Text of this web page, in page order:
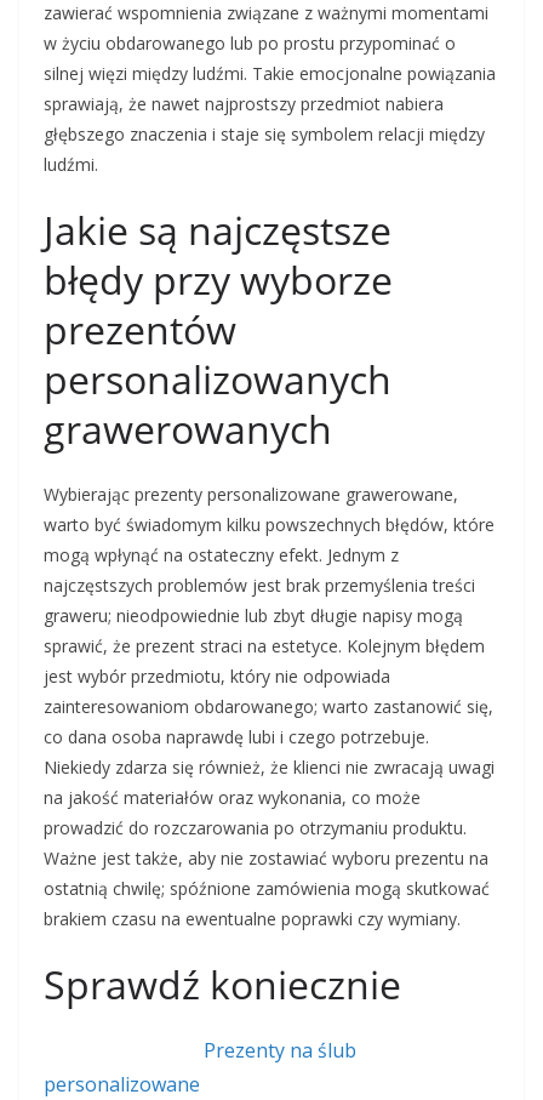
zawierać wspomnienia związane z ważnymi momentami
w życiu obdarowanego lub po prostu przypominać o
silnej więzi między ludźmi. Takie emocjonalne powiązania
sprawiają, że nawet najprostszy przedmiot nabiera
głębszego znaczenia i staje się symbolem relacji między
ludźmi.
Jakie są najczęstsze
błędy przy wyborze
prezentów
personalizowanych
grawerowanych
Wybierając prezenty personalizowane grawerowane,
warto być świadomym kilku powszechnych błędów, które
mogą wpłynąć na ostateczny efekt. Jednym z
najczęstszych problemów jest brak przemyślenia treści
graweru; nieodpowiednie lub zbyt długie napisy mogą
sprawić, że prezent straci na estetyce. Kolejnym błędem
jest wybór przedmiotu, który nie odpowiada
zainteresowaniom obdarowanego; warto zastanowić się,
co dana osoba naprawdę lubi i czego potrzebuje.
Niekiedy zdarza się również, że klienci nie zwracają uwagi
na jakość materiałów oraz wykonania, co może
prowadzić do rozczarowania po otrzymaniu produktu.
Ważne jest także, aby nie zostawiać wyboru prezentu na
ostatnią chwilę; spóźnione zamówienia mogą skutkować
brakiem czasu na ewentualne poprawki czy wymiany.
Sprawdź koniecznie
Prezenty na ślub
personalizowane